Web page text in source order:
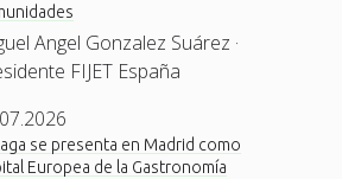
Angel Gonzalez Suárez ·
FIJET España
se presenta en Madrid como
Europea de la Gastronomía